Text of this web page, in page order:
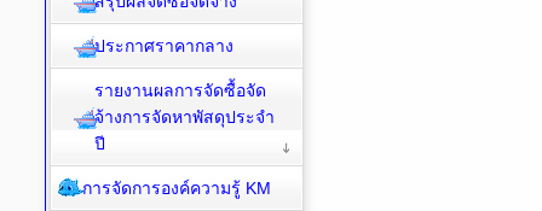
ประกาศราคากลาง
รายงานผลการจัดซื้อจัด
จ้างการจัดหาพัสดุประจำ
ปี
การจัดการองค์ความรู้ KM